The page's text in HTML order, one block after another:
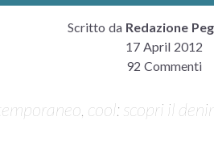
Scritto da Redazione
17 April 2012
92 Commenti
cool: scopri il